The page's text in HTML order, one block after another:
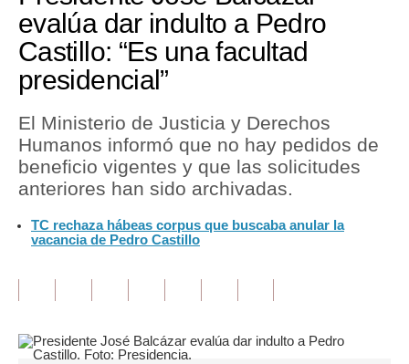
Economía
Mercados
Perú
Política
Tu Dinero
Finanzas Personales
Inmobiliarias
Opinión
Editorial
evalúa dar indulto a Pedro
Castillo: “Es una facultad
presidencial”
El Ministerio de Justicia y Derechos
Humanos informó que no hay pedidos de
beneficio vigentes y que las solicitudes
anteriores han sido archivadas.
TC rechaza hábeas corpus que buscaba anular la
vacancia de Pedro Castillo